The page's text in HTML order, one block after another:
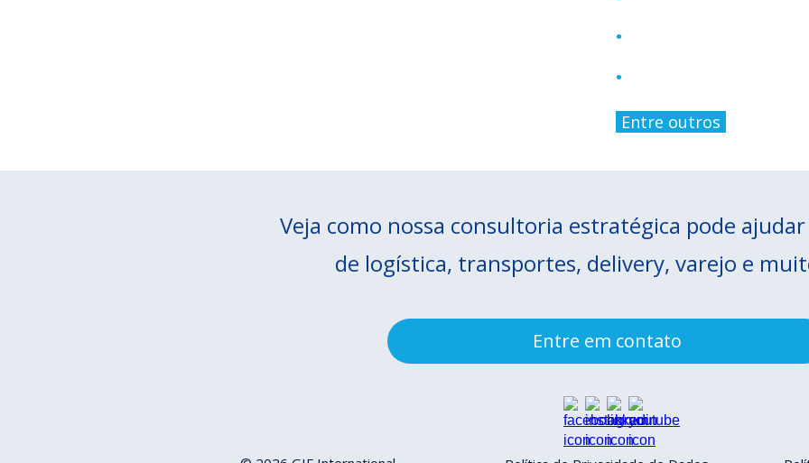
•
•
Entre outros
Veja como nossa consultoria estratégica pode
de logística, transportes, delivery, varejo e
Entre em contato